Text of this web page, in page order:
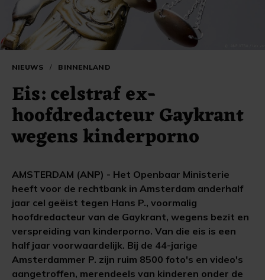
NIEUWS / BINNENLAND
Eis: celstraf ex-
hoofdredacteur Gaykrant
wegens kinderporno
AMSTERDAM (ANP) - Het Openbaar Ministerie
heeft voor de rechtbank in Amsterdam anderhalf
jaar cel geëist tegen Hans P., voormalig
hoofdredacteur van de Gaykrant, wegens bezit en
verspreiding van kinderporno. Van die eis is een
half jaar voorwaardelijk. Bij de 44-jarige
Amsterdammer P. zijn ruim 8500 foto's en video's
aangetroffen, merendeels van kinderen onder de